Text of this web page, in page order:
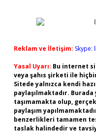
Reklam ve İletişim: Skype:
Yasal Uyarı: Bu internet
veya şahıs şirketi ile
Sitede yalnızca kendi
paylaşılmaktadır.
taşımamakta olup,
paylaşım
benzerlikleri tamamen
taslak halindedir ve